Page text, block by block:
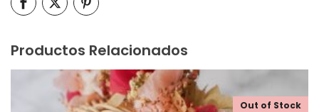
Productos Relacionados
Out of Stock